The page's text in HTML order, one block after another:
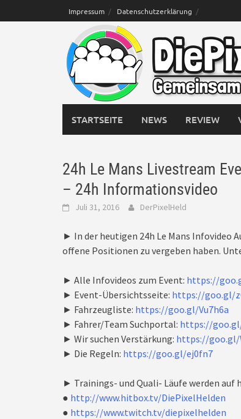
to
Impressum Datenschutzerklärung
STARTSEITE NEWS REVIEW
24h Le Mans Livestream
– 24h Informationsvideo
Juli 31, 2016 DerPixelHeld
► In der heutigen 24h Le Mans Infovideo
offene Positionen zu vergeben haben.
► Alle Infovideos zum Event: https://
► Event-Übersichtsseite: https://goo.gl/
► Fahrzeugliste: https://goo.gl/Vu7h6a
► Fahrer/Team Suchportal: https://
► Wir suchen Verstärkung: https://goo.gl/
► Die Regeln: https://goo.gl/ej0fn7
► Trainings- und Quali- Läufe werden
● http://www.hitbox.tv/DiePixelHelden
● https://www.twitch.tv/diepixelhelden